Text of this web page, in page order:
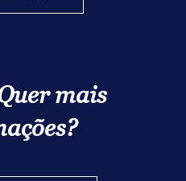
mais